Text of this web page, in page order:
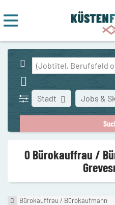
Stadt Jobs &
0 Bürokauffrau /
Bürokauffrau / Bürokaufmann